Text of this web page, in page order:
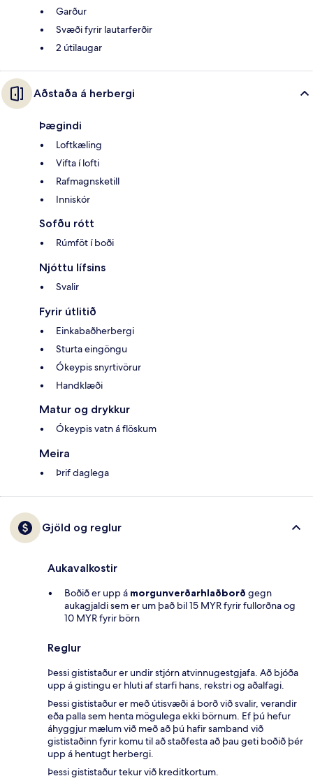
Garður
Svæði fyrir lautarferðir
2 útilaugar
Aðstaða á herbergi
Þægindi
Loftkæling
Vifta í lofti
Rafmagnsketill
Inniskór
Sofðu rótt
Rúmföt í boði
Njóttu lífsins
Svalir
Fyrir útlitið
Einkabaðherbergi
Sturta eingöngu
Ókeypis snyrtivörur
Handklæði
Matur og drykkur
Ókeypis vatn á flöskum
Meira
Þrif daglega
Gjöld og reglur
Aukavalkostir
Boðið er upp á morgunverðarhlaðborð gegn
aukagjaldi sem er um það bil 15 MYR fyrir fullorðna og
10 MYR fyrir börn
Reglur
Þessi gististaður er undir stjórn atvinnugestgjafa. Að bjóða
upp á gistingu er hluti af starfi hans, rekstri og aðalfagi.
Þessi gististaður er með útisvæði á borð við svalir, verandir
eða palla sem henta mögulega ekki börnum. Ef þú hefur
áhyggjur mælum við með að þú hafir samband við
gististaðinn fyrir komu til að staðfesta að þau geti boðið þér
upp á hentugt herbergi.
Þessi gististaður tekur við kreditkortum.